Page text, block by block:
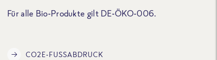
Für alle Bio-Produkte gilt DE-ÖKO-006.
CO2E-FUSSABDRUCK